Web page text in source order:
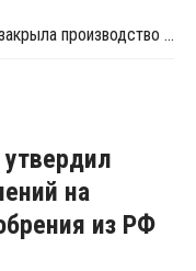
Deepak Fertilisers and Petrochemicals закрыла производство изопропилового спирта из-за перебоев в поставках пропилена
на
из РФ